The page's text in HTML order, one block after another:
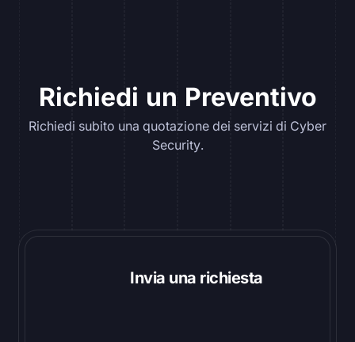
Richiedi un Preventivo
Richiedi subito una quotazione dei servizi di Cyber
Security.
Invia una richiesta